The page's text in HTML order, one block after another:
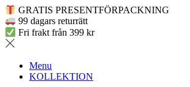
GRATIS PRESENTFÖRPACKNING
99 dagars returrätt
Fri frakt från 399 kr
Menu
KOLLEKTION